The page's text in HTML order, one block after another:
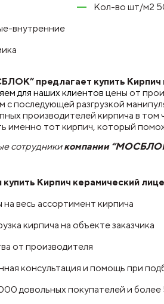
внутренние
Кол-во шт/м2
предлагает купить
для наших клиентов цены от
с последующей разгрузкой
производителей кирпича в том
именно тот кирпич, который
сотрудникикомпании
Кирпич керамический
весь ассортимент кирпича
кирпича на объекте заказчика
от производителя
консультация и помощь при
довольных покупателей и более